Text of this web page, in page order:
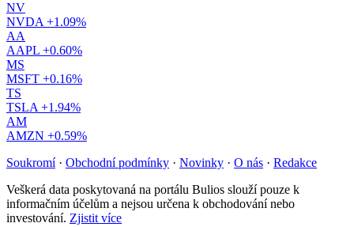
NV
NVDA +1.09%
AA
AAPL +0.60%
MS
MSFT +0.16%
TS
TSLA +1.94%
AM
AMZN +0.59%
Soukromí · Obchodní podmínky · Novinky · O nás · Redakce
Veškerá data poskytovaná na portálu Bulios slouží pouze k
informačním účelům a nejsou určena k obchodování nebo
investování. Zjistit více